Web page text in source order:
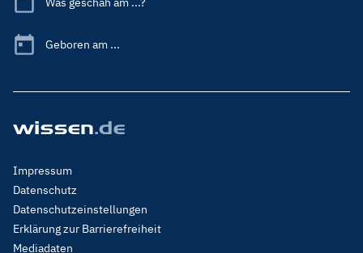
Geboren am ...
Footer
Menu
Legal
Impressum
Datenschutz
Datenschutzeinstellungen
Erklärung zur Barrierefreiheit
Mediadaten